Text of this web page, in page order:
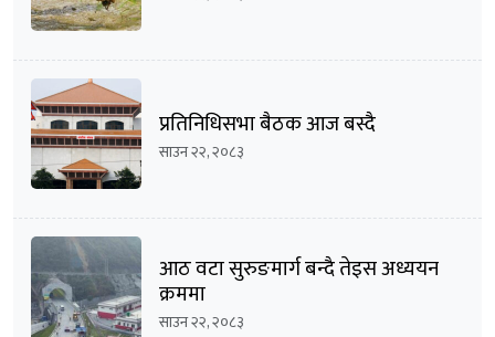
प्रतिनिधिसभा बैठक आज बस्दै
साउन २२, २०८३
आठ वटा सुरुङमार्ग बन्दै तेइस अध्ययन
क्रममा
साउन २२, २०८३